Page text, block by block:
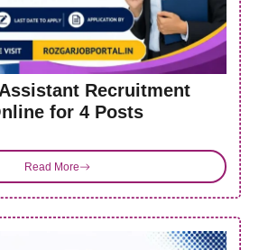
Recruitment
for 4 Posts
Read More